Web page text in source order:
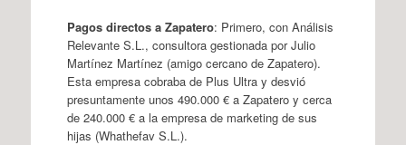
Pagos directos a Zapatero: Primero, con Análisis
Relevante S.L., consultora gestionada por Julio
Martínez Martínez (amigo cercano de Zapatero).
Esta empresa cobraba de Plus Ultra y desvió
presuntamente unos 490.000 € a Zapatero y cerca
de 240.000 € a la empresa de marketing de sus
hijas (Whathefav S.L.).